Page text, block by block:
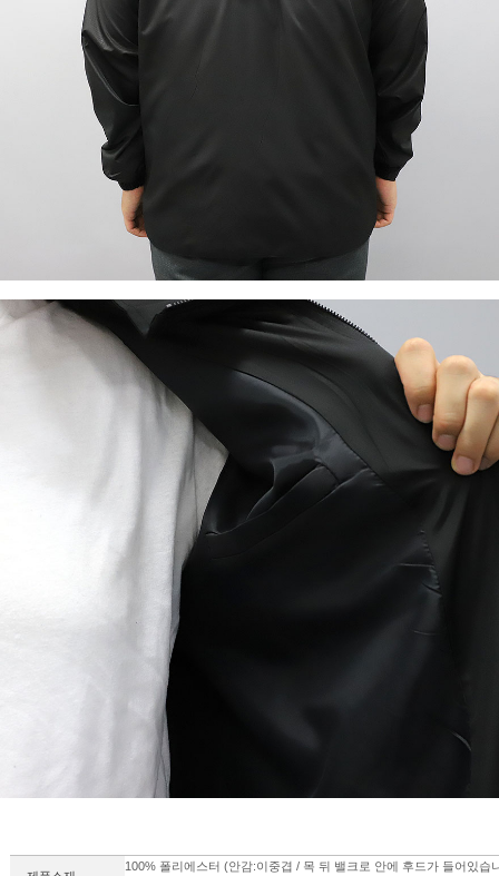
100% 폴리에스터 (안감:이중겹 / 목 뒤 밸크로 안에 후드가 들어있습